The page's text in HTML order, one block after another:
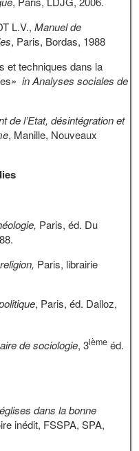
L.V.,Manuel de
, Paris, Bordas, 1988
et techniques dans la
» in Analyses sociales de
de l’Etat, désintégration et
, Manille, Nouveaux
Paris, éd. Du
Paris, librairie
, Paris, éd. Dalloz,
de sociologie, 3ième éd.
dans la bonne
inédit, FSSPA, SPA,